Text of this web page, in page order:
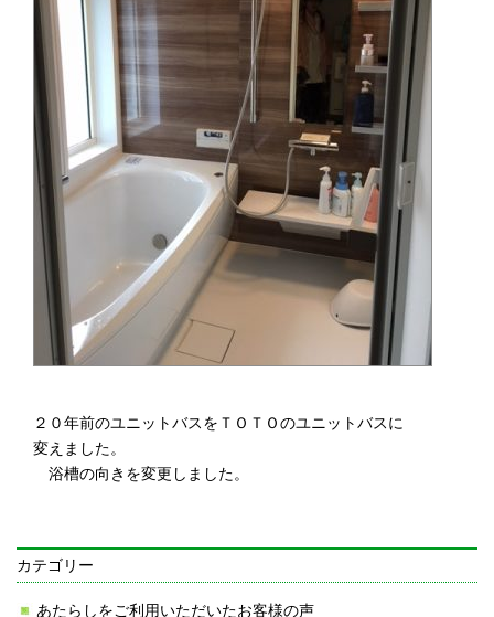
２０年前のユニットバスをＴＯＴＯのユニットバスに
変えました。
浴槽の向きを変更しました。
カテゴリー
あたらしをご利用いただいたお客様の声